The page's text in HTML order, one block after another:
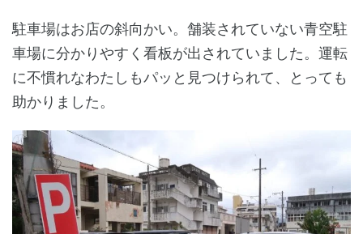
駐車場はお店の斜向かい。舗装されていない青空駐
車場に分かりやすく看板が出されていました。運転
に不慣れなわたしもパッと見つけられて、とっても
助かりました。